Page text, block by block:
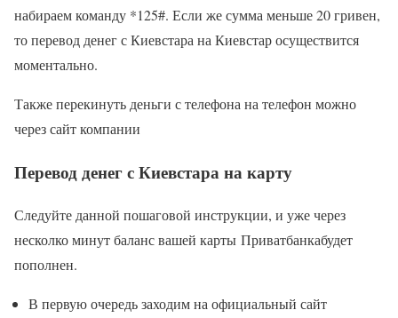
набираем команду *125#. Если же сумма меньше 20 гривен,
то перевод денег с Киевстара на Киевстар осуществится
моментально.
Также перекинуть деньги с телефона на телефон можно
через сайт компании
Перевод денег с Киевстара на карту
Следуйте данной пошаговой инструкции, и уже через
несколко минут баланс вашей карты Приватбанкабудет
пополнен.
В первую очередь заходим на официальный сайт